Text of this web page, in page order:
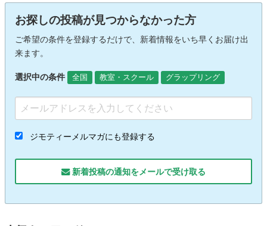
お探しの投稿が見つからなかった方
ご希望の条件を登録するだけで、新着情報をいち早くお届け出
来ます。
選択中の条件 全国 教室・スクール グラップリング
ジモティーメルマガにも登録する
新着投稿の通知をメールで受け取る